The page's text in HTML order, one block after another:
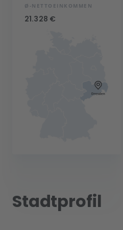
Ø-NETTOEINKOMMEN
21.328 €
Stadtprofil